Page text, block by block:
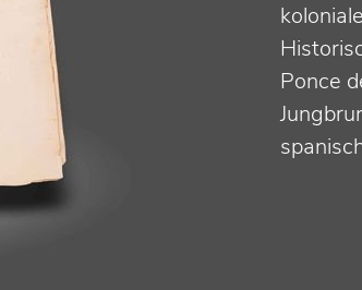
Ponce